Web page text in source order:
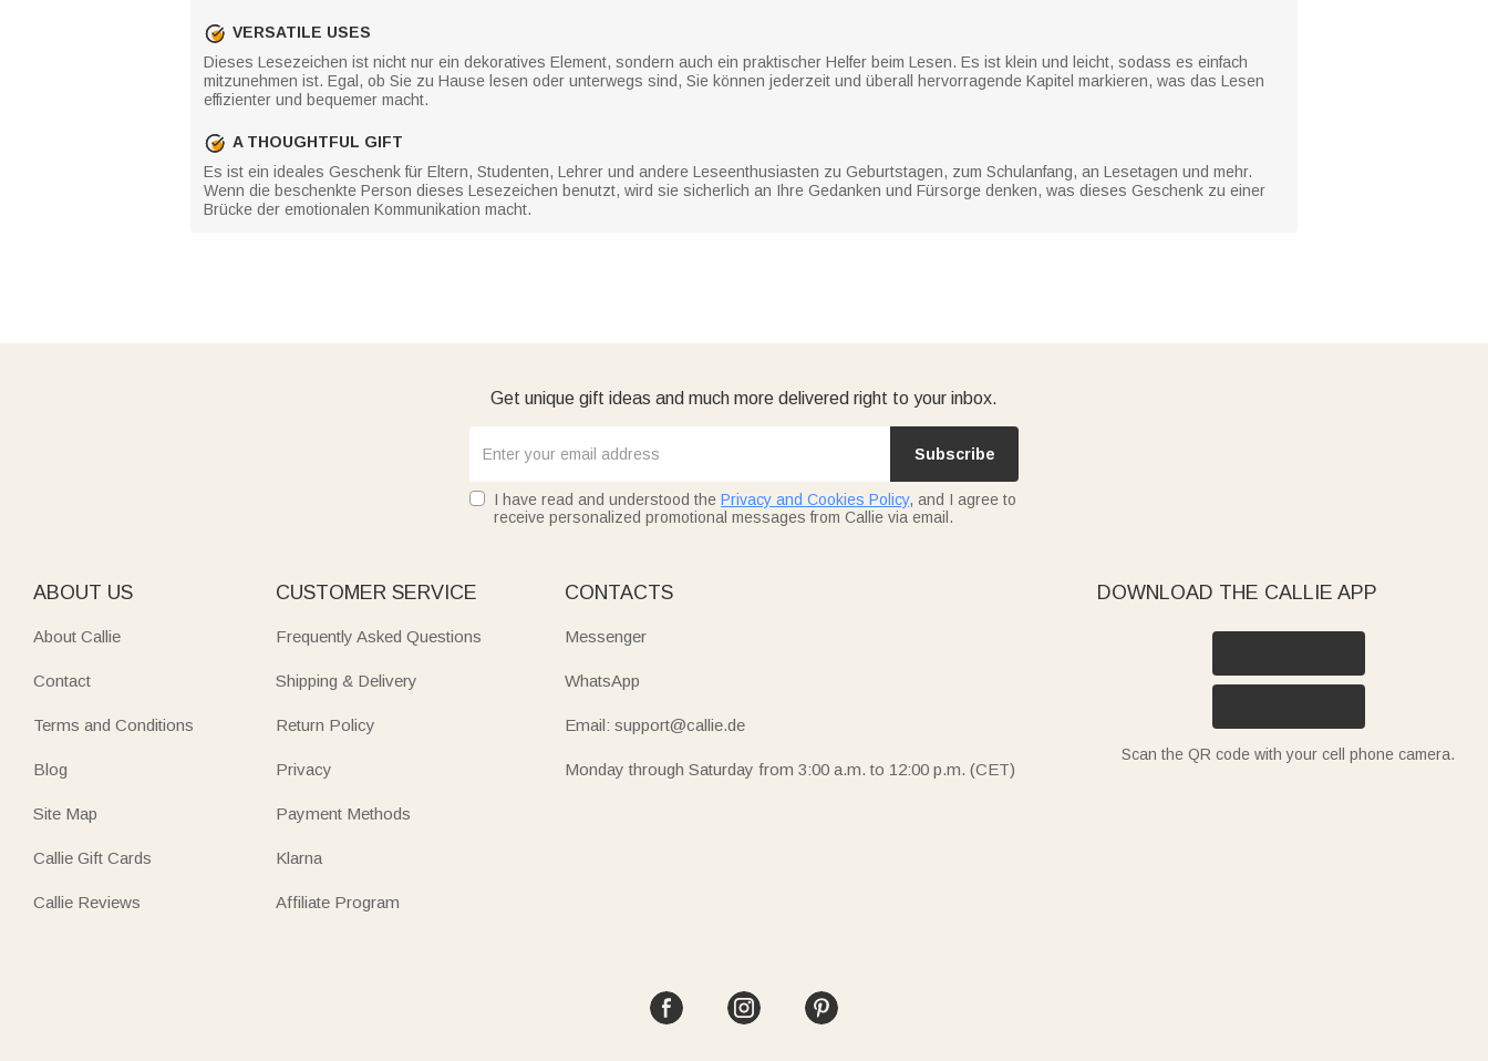
VERSATILE USES
Dieses Lesezeichen ist nicht nur ein dekoratives Element, sondern auch ein praktischer Helfer beim Lesen. Es ist klein und leicht, sodass es einfach
mitzunehmen ist. Egal, ob Sie zu Hause lesen oder unterwegs sind, Sie können jederzeit und überall hervorragende Kapitel markieren, was das Lesen
effizienter und bequemer macht.
A THOUGHTFUL GIFT
Es ist ein ideales Geschenk für Eltern, Studenten, Lehrer und andere Leseenthusiasten zu Geburtstagen, zum Schulanfang, an Lesetagen und mehr.
Wenn die beschenkte Person dieses Lesezeichen benutzt, wird sie sicherlich an Ihre Gedanken und Fürsorge denken, was dieses Geschenk zu einer
Brücke der emotionalen Kommunikation macht.
Get unique gift ideas and much more delivered right to your inbox.
Subscribe
I have read and understood the Privacy and Cookies Policy, and I agree to
receive personalized promotional messages from Callie via email.
ABOUT US
About Callie
Contact
Terms and Conditions
Blog
Site Map
Callie Gift Cards
Callie Reviews
CUSTOMER SERVICE
Frequently Asked Questions
Shipping & Delivery
Return Policy
Privacy
Payment Methods
Klarna
Affiliate Program
CONTACTS
Messenger
WhatsApp
Email: support@callie.de
Monday through Saturday from 3:00 a.m. to 12:00 p.m. (CET)
DOWNLOAD THE CALLIE APP
Scan the QR code with your cell phone camera.